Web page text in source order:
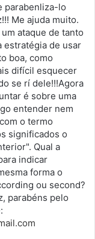
parabenliza-lo
Me ajuda muito.
ataque de tanto
estratégia de usar
boa, como
difícil esquecer
se rí dele!!!Agora
é sobre uma
entender nem
o termo
significados o
Qual a
indicar
forma o
ou second?
parabéns pelo